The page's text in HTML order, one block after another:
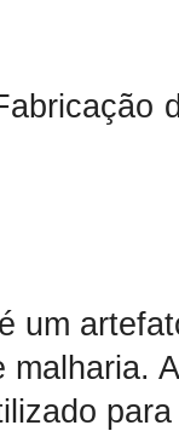
um
malharia.